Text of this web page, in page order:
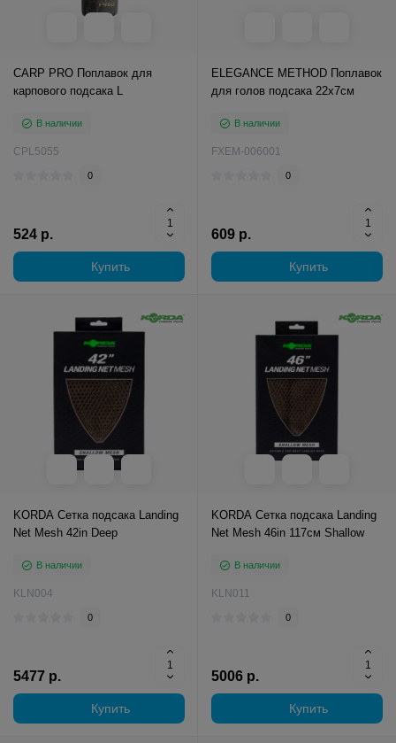
CARP PRO Поплавок для
карпового подсака L
В наличии
CPL5055
0
524 р.
Купить
ELEGANCE METHOD Поплавок
для голов подсака 22х7см
В наличии
FXEM-006001
0
609 р.
Купить
KORDA Сетка подсака Landing
Net Mesh 42in Deep
В наличии
KLN004
0
5477 р.
Купить
KORDA Сетка подсака Landing
Net Mesh 46in 117см Shallow
В наличии
KLN011
0
5006 р.
Купить